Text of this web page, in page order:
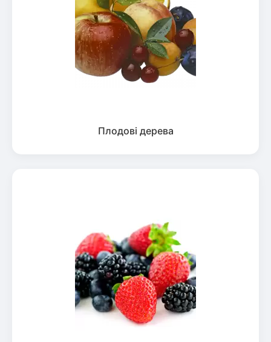
Плодові дерева